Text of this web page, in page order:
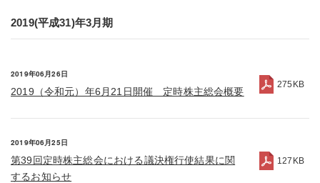
2019(平成31)年3月期
2019年06月26日
2019（令和元）年6月21日開催 定時株主総会概要
275KB
2019年06月25日
第39回定時株主総会における議決権行使結果に関
するお知らせ
127KB